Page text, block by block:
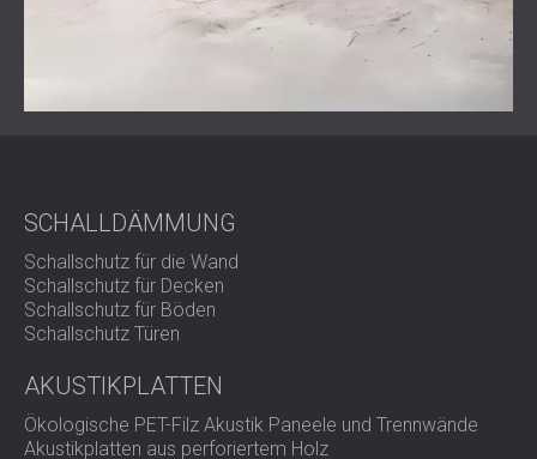
SCHALLDÄMMUNG
Schallschutz für die Wand
Schallschutz für Decken
Schallschutz für Böden
Schallschutz Türen
AKUSTIKPLATTEN
Ökologische PET-Filz Akustik Paneele und Trennwände
Akustikplatten aus perforiertem Holz